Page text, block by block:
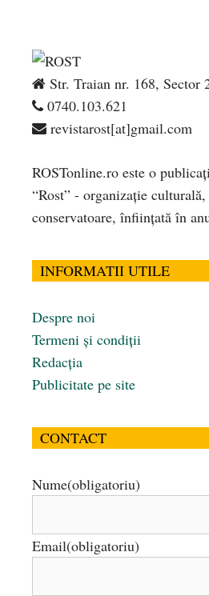
Str. Traian nr. 168, Sector
0740.103.621
revistarost[at]gmail.com
ROSTonline.ro este o
“Rost” - organizaţie
conservatoare, înfiinţată în
INFORMATII UTILE
Despre noi
Termeni și condiții
Redacția
Publicitate pe site
CONTACT
Nume(obligatoriu)
Email(obligatoriu)